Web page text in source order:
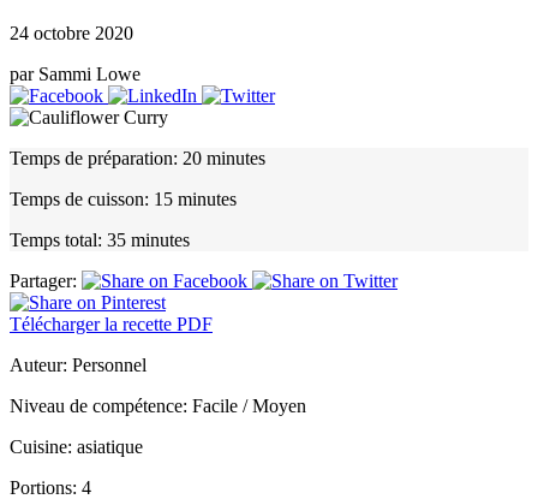
24 octobre 2020
par Sammi Lowe
Temps de préparation: 20 minutes
Temps de cuisson: 15 minutes
Temps total: 35 minutes
Partager:
Télécharger la recette PDF
Auteur: Personnel
Niveau de compétence: Facile / Moyen
Cuisine: asiatique
Portions: 4